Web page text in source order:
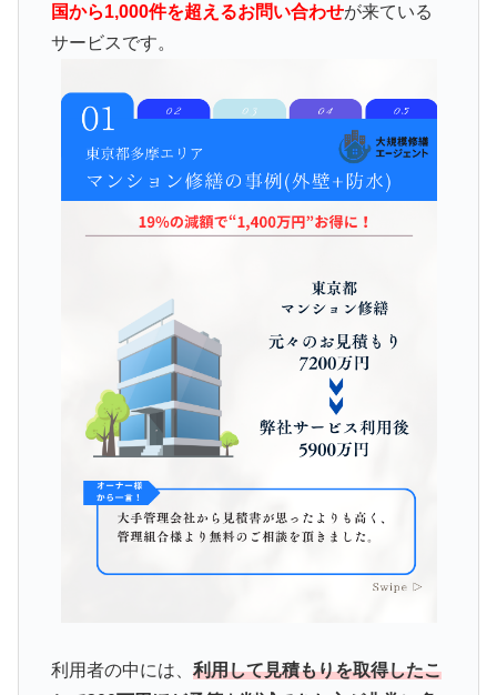
国から1,000件を超えるお問い合わせが来ている
サービスです。
利用者の中には、 利用して見積もりを取得したこ